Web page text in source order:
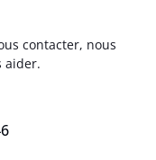
contacter, nous
aider.